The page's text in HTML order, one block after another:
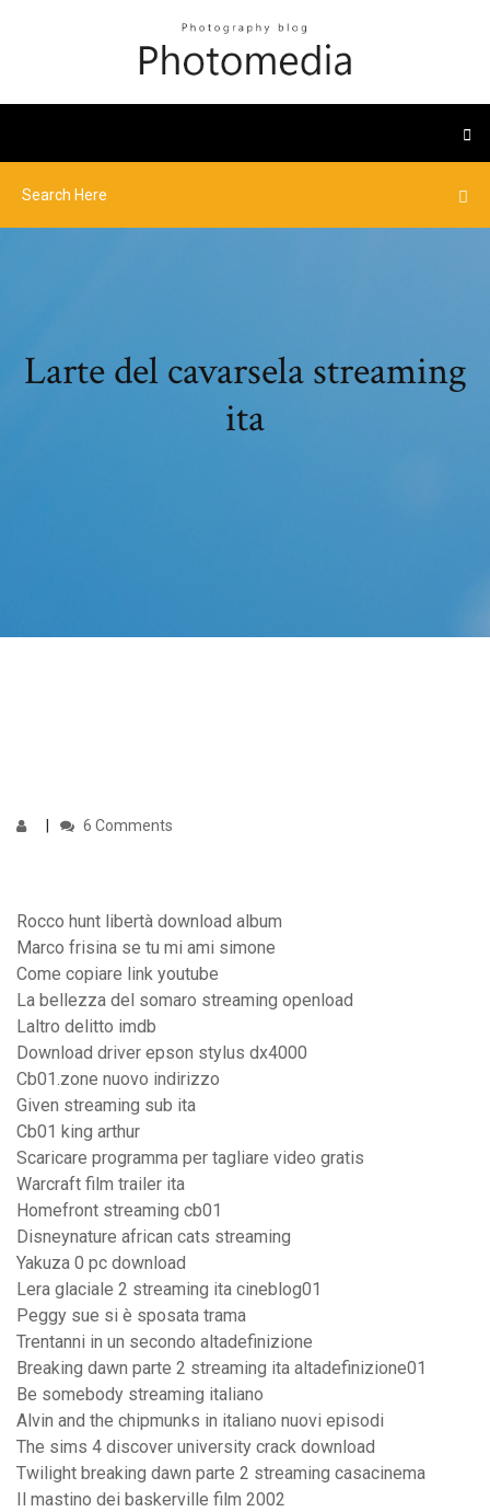
Larte del cavarsela streaming
ita
6 Comments
Rocco hunt libertà download album
Marco frisina se tu mi ami simone
Come copiare link youtube
La bellezza del somaro streaming openload
Laltro delitto imdb
Download driver epson stylus dx4000
Cb01.zone nuovo indirizzo
Given streaming sub ita
Cb01 king arthur
Scaricare programma per tagliare video gratis
Warcraft film trailer ita
Homefront streaming cb01
Disneynature african cats streaming
Yakuza 0 pc download
Lera glaciale 2 streaming ita cineblog01
Peggy sue si è sposata trama
Trentanni in un secondo altadefinizione
Breaking dawn parte 2 streaming ita altadefinizione01
Be somebody streaming italiano
Alvin and the chipmunks in italiano nuovi episodi
The sims 4 discover university crack download
Twilight breaking dawn parte 2 streaming casacinema
Il mastino dei baskerville film 2002